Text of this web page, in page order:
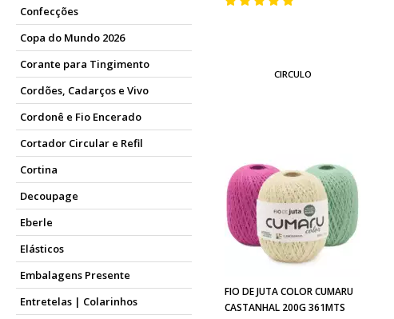
Confecções
Copa do Mundo 2026
Corante para Tingimento
Cordões, Cadarços e Vivo
Cordonê e Fio Encerado
Cortador Circular e Refil
Cortina
Decoupage
Eberle
Elásticos
Embalagens Presente
Entretelas | Colarinhos
CIRCULO
FIO DE JUTA COLOR CUMARU
CASTANHAL 200G 361MTS